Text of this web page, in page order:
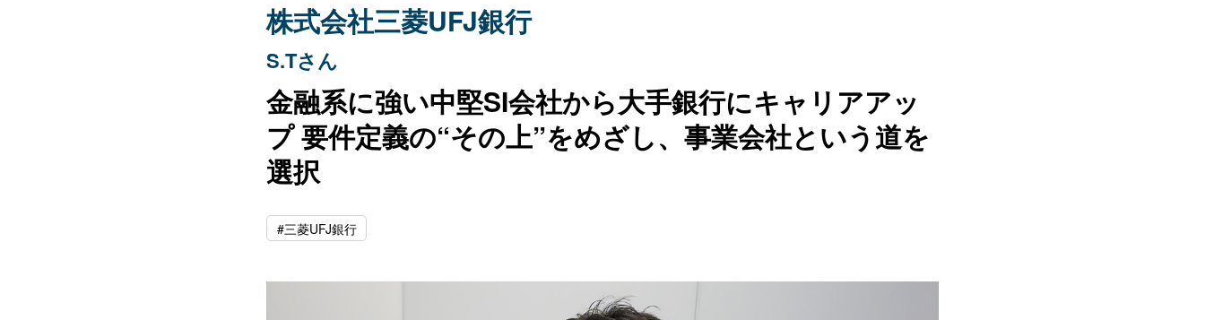
株式会社三菱UFJ銀行
S.Tさん
金融系に強い中堅SI会社から大手銀行にキャリアアッ
プ 要件定義の“その上”をめざし、事業会社という道を
選択
#三菱UFJ銀行